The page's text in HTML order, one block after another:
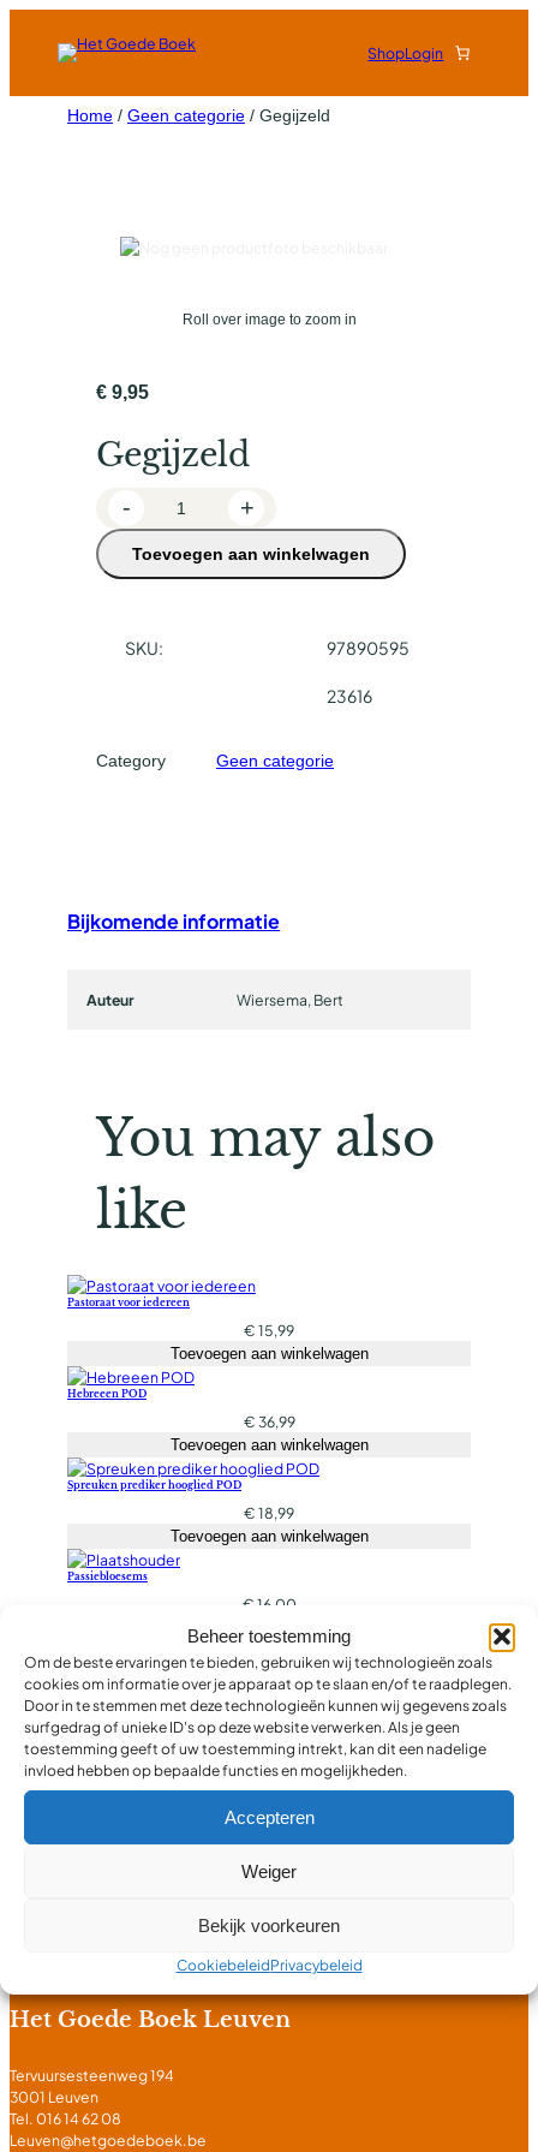
Beheer toestemming
Om de beste ervaringen te bieden, gebruiken wij technologieën zoals
cookies om informatie over je apparaat op te slaan en/of te raadplegen.
Door in te stemmen met deze technologieën kunnen wij gegevens zoals
surfgedrag of unieke ID's op deze website verwerken. Als je geen
toestemming geeft of uw toestemming intrekt, kan dit een nadelige
invloed hebben op bepaalde functies en mogelijkheden.
Accepteren
Weiger
Bekijk voorkeuren
CookiebeleidPrivacybeleid
ShopLogin
Home / Geen categorie / Gegijzeld
Roll over image to zoom in
€ 9,95
Gegijzeld
e
g
a
- +
Toevoegen aan winkelwagen
SKU: 97890595
23616
Category Geen categorie
Bijkomende informatie
Auteur Wiersema, Bert
You may also
like
Pastoraat voor iedereen
€15,99
Toevoegen aan winkelwagen
Hebreeen POD
€36,99
Toevoegen aan winkelwagen
Spreuken prediker hooglied POD
€18,99
Toevoegen aan winkelwagen
Passiebloesems
€16,00
Toevoegen aan winkelwagen
Uw christelijke boek en muziek winkel
Het Goede Boek Leuven
Tervuursesteenweg 194
3001 Leuven
Tel. 016 14 62 08
Leuven@hetgoedeboek.be